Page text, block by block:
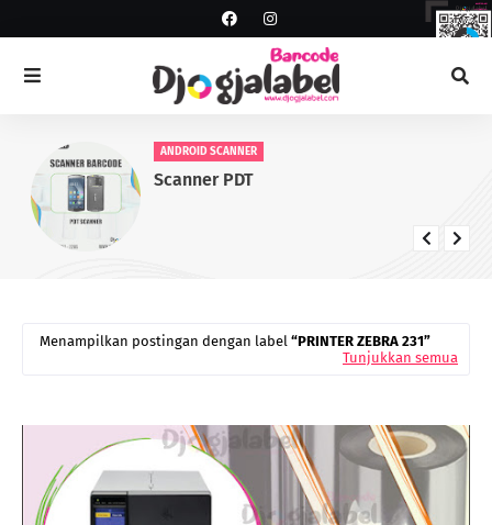
ANDROID SCANNER
Scanner PDT
Menampilkan postingan dengan label PRINTER ZEBRA 231
Tunjukkan semua